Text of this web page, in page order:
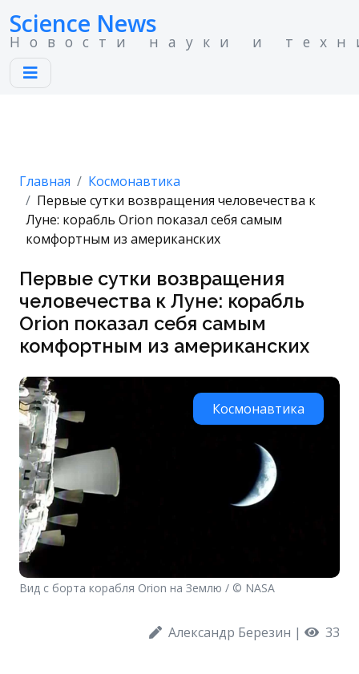
Science News
Новости науки и
Главная
Космонавтика
Первые сутки возвращения человечества к
Луне: корабль Orion показал себя самым
комфортным из американских
Первые сутки возвращения
человечества к Луне: корабль
Orion показал себя самым
комфортным из американских
Вид с борта корабля Orion на Землю / © NASA
Космонавтика
Александр Березин | 33